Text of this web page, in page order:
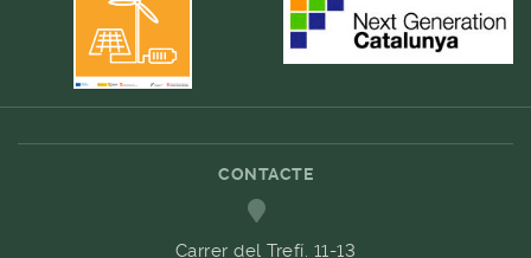
CONTACTE
Carrer del Trefí. 11-13